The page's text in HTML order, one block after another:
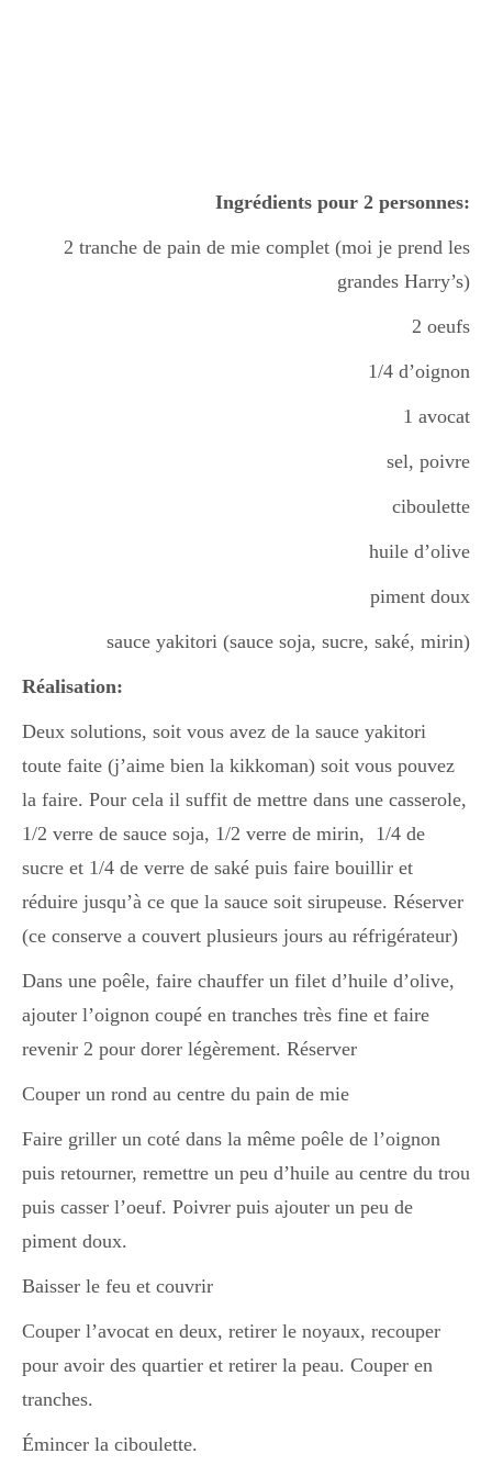
Ingrédients pour 2 personnes:
2 tranche de pain de mie complet (moi je prend les
grandes Harry’s)
2 oeufs
1/4 d’oignon
1 avocat
sel, poivre
ciboulette
huile d’olive
piment doux
sauce yakitori (sauce soja, sucre, saké, mirin)
Réalisation:
Deux solutions, soit vous avez de la sauce yakitori
toute faite (j’aime bien la kikkoman) soit vous pouvez
la faire. Pour cela il suffit de mettre dans une casserole,
1/2 verre de sauce soja, 1/2 verre de mirin, 1/4 de
sucre et 1/4 de verre de saké puis faire bouillir et
réduire jusqu’à ce que la sauce soit sirupeuse. Réserver
(ce conserve a couvert plusieurs jours au réfrigérateur)
Dans une poêle, faire chauffer un filet d’huile d’olive,
ajouter l’oignon coupé en tranches très fine et faire
revenir 2 pour dorer légèrement. Réserver
Couper un rond au centre du pain de mie
Faire griller un coté dans la même poêle de l’oignon
puis retourner, remettre un peu d’huile au centre du trou
puis casser l’oeuf. Poivrer puis ajouter un peu de
piment doux.
Baisser le feu et couvrir
Couper l’avocat en deux, retirer le noyaux, recouper
pour avoir des quartier et retirer la peau. Couper en
tranches.
Émincer la ciboulette.